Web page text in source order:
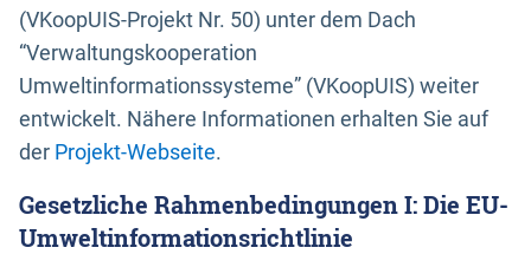
(VKoopUIS-Projekt Nr. 50) unter dem Dach
“Verwaltungskooperation
Umweltinformationssysteme” (VKoopUIS) weiter
entwickelt. Nähere Informationen erhalten Sie auf
der Projekt-Webseite.
Gesetzliche Rahmenbedingungen I: Die EU-
Umweltinformationsrichtlinie